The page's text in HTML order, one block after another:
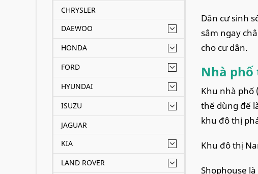
CHRYSLER
DAEWOO
HONDA
FORD
HYUNDAI
ISUZU
JAGUAR
KIA
LAND ROVER
Dân cư sinh
sắm ngay
cho cư dân.
Nhà
Khu nhà phố
thể dùng để
khu đô thị
Khu đô thị
Shophouse